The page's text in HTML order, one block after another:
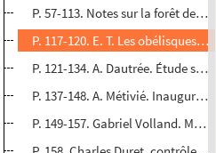
P. 57-113. Notes sur la forêt de
P. 117-120. E. T. Les obélisques
P. 121-134. A. Dautrée. Étude
P. 137-148. A. Métivié.
P. 149-157. Gabriel Volland.